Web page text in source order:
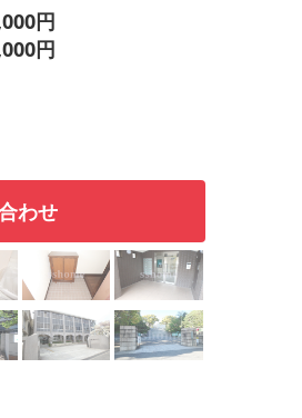
わせ
円
円